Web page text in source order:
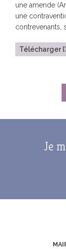
une amende
une
contrevenants,
Télécharger
Je